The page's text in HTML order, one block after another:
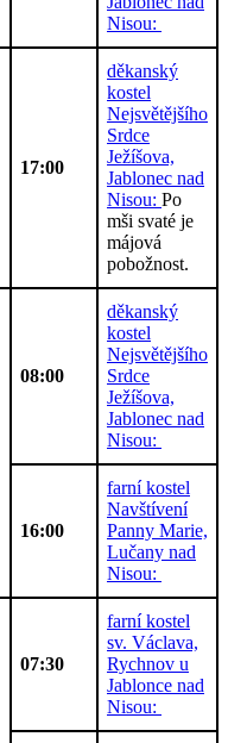
Nisou:
17:00
děkanský
kostel
Nejsvětějšího
Srdce
Ježíšova,
Jablonec nad
Nisou: Po
mši svaté je
májová
pobožnost.
08:00
děkanský
kostel
Nejsvětějšího
Srdce
Ježíšova,
Jablonec nad
Nisou:
16:00
farní kostel
Navštívení
Panny Marie,
Lučany nad
Nisou:
07:30
farní kostel
sv. Václava,
Rychnov u
Jablonce nad
Nisou: